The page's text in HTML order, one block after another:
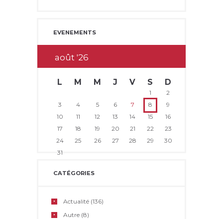
EVENEMENTS
août26
L M M J V S D
1
2
3
4 5 6 7 8
9
10
11 12 13 14 15
16
17
18 19 20 21 22
23
24
25 26 27 28 29
30
31
CATÉGORIES
Actualité (136)
Autre (8)